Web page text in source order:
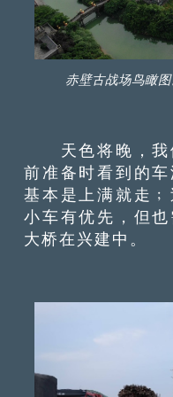
赤壁古战场鸟瞰
天色将晚，我
前准备时看到的车
基本是上满就走
小车有优先，但
大桥在兴建中。